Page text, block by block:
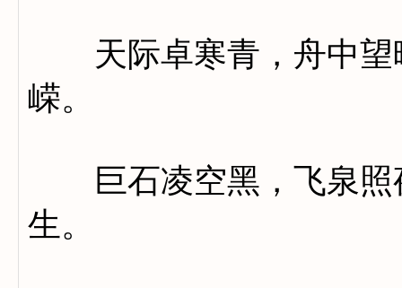
天际卓寒青，舟中望
嵘。
巨石凌空黑，飞泉照
生。